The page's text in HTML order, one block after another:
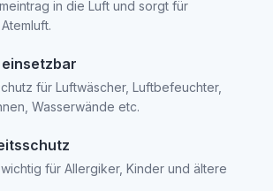
in die Luft und sorgt für
für Luftwäscher, Luftbefeuchter,
Wasserwände etc.
für Allergiker, Kinder und ältere